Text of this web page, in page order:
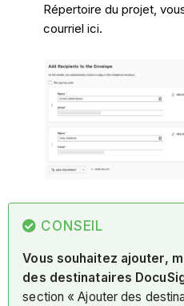
Répertoire du projet,
courriel ici.
CONSEIL
Vous souhaitez ajouter,
des destinataires
section « Ajouter des